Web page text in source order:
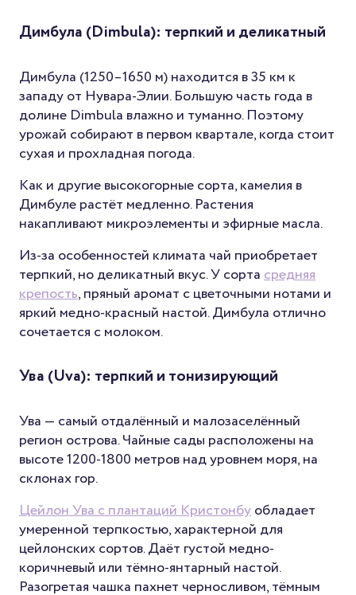
Димбула (Dimbula): терпкий и деликатный
Димбула (1250–1650 м) находится в 35 км к
западу от Нувара-Элии. Большую часть года в
долине Dimbula влажно и туманно. Поэтому
урожай собирают в первом квартале, когда стоит
сухая и прохладная погода.
Как и другие высокогорные сорта, камелия в
Димбуле растёт медленно. Растения
накапливают микроэлементы и эфирные масла.
Из-за особенностей климата чай приобретает
терпкий, но деликатный вкус. У сортасредняя
крепость, пряный аромат с цветочными нотами и
яркий медно-красный настой. Димбула отлично
сочетается с молоком.
Ува (Uva): терпкий и тонизирующий
Ува — самый отдалённый и малозаселённый
регион острова. Чайные сады расположены на
высоте 1200-1800 метров над уровнем моря, на
склонах гор.
Цейлон Ува с плантаций Кристонбуобладает
умеренной терпкостью, характерной для
цейлонских сортов. Даёт густой медно-
коричневый или тёмно-янтарный настой.
Разогретая чашка пахнет черносливом, тёмным